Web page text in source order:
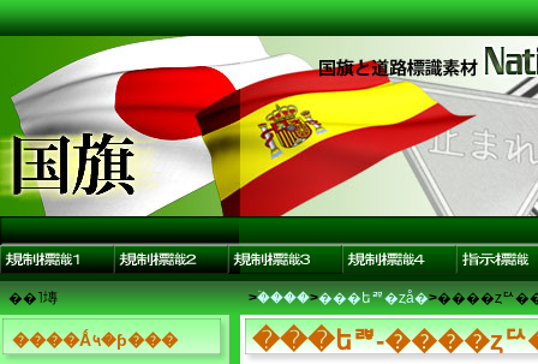
��˥塼 >�ۡ���>���եꥫ�ȥå�>
����Ǻ५�ƥ��� ���եꥫ-